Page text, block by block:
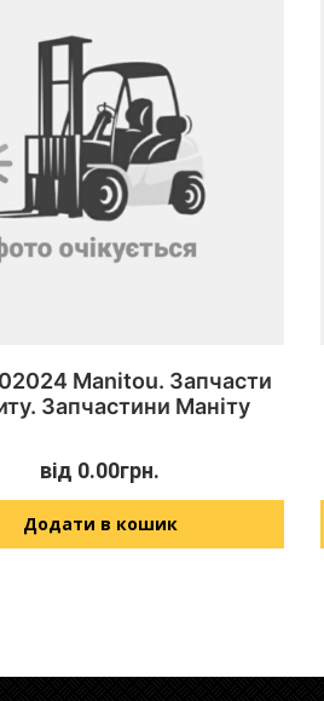
Manitou. Запчасти
Запчастини Маніту
від 0.00грн.
Додати в кошик